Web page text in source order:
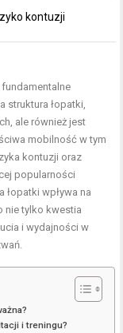
kontuzji
struktura łopatki,
ale również jest
mobilność w tym
kontuzji oraz
popularności
wpływa na
nie tylko kwestia
i wydajności w
i treningu?